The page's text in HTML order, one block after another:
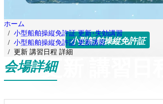
小型船舶操縦免許証
更新 講習日程
ホーム
小型船舶操縦免許証 更新･失効講習
小型船舶操縦免許証 更新講習
更新 講習日程 詳細
会場詳細